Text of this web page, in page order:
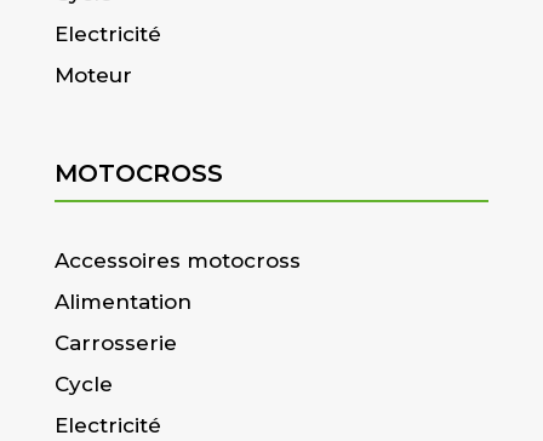
Electricité
Moteur
MOTOCROSS
Accessoires motocross
Alimentation
Carrosserie
Cycle
Electricité